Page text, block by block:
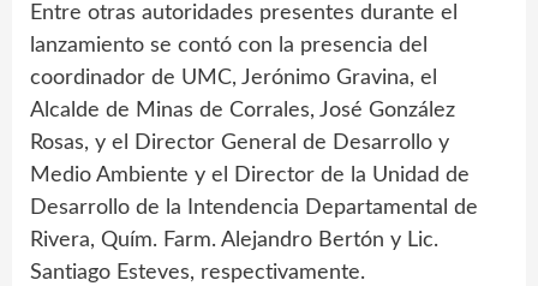
Entre otras autoridades presentes durante el
lanzamiento se contó con la presencia del
coordinador de UMC, Jerónimo Gravina, el
Alcalde de Minas de Corrales, José González
Rosas, y el Director General de Desarrollo y
Medio Ambiente y el Director de la Unidad de
Desarrollo de la Intendencia Departamental de
Rivera, Quím. Farm. Alejandro Bertón y Lic.
Santiago Esteves, respectivamente.